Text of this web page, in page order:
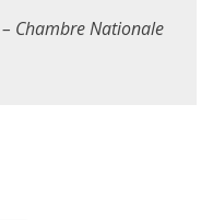
Chambre Nationale